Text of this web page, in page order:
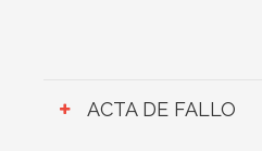
ACTA DE FALLO